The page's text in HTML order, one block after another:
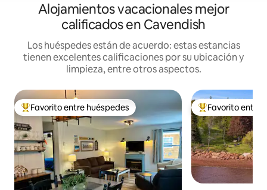
Alojamientos vacacionales mejor
calificados en Cavendish
Los huéspedes están de acuerdo: estas estancias
tienen excelentes calificaciones por su ubicación y
limpieza, entre otros aspectos.
De los mejores en Favorito entre huéspedes
Favorito entre huéspedes De los mejores
Favorito entre